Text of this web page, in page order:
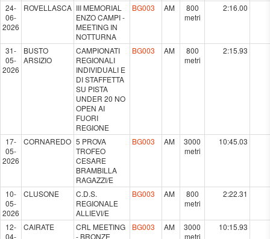
24-
06-
2026
ROVELLASCA III MEMORIAL
ENZO CAMPI -
MEETING IN
NOTTURNA
BG003 AM
800
metri
2:16.00
31-
05-
2026
BUSTO
ARSIZIO
CAMPIONATI
REGIONALI
INDIVIDUALI E
DI STAFFETTA
SU PISTA
UNDER 20 NO
OPEN AI
FUORI
REGIONE
BG003 AM
800
metri
2:15.93
17-
05-
2026
CORNAREDO 5 PROVA
TROFEO
CESARE
BRAMBILLA
RAGAZZI/E
BG003 AM
3000
metri
10:45.03
10-
05-
2026
CLUSONE
C.D.S.
REGIONALE
ALLIEVI/E
BG003 AM
800
metri
2:22.31
12-
04-
CAIRATE
CRL MEETING
- BRONZE
BG003 AM
3000
metri
10:15.93